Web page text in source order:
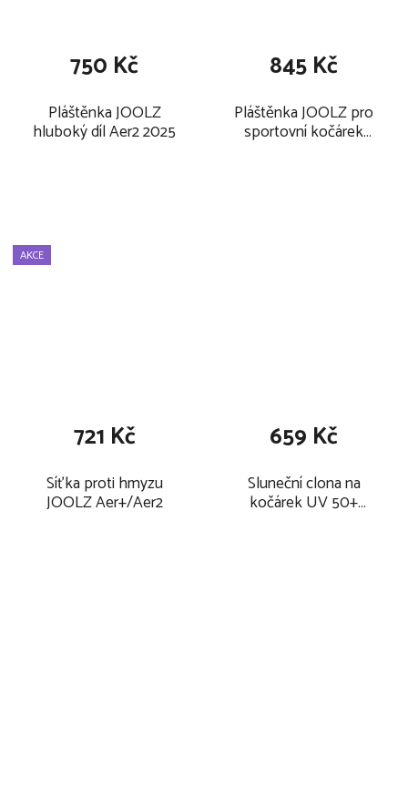
Pláštěnka JOOLZ
hluboký díl Aer2 2025
750 Kč
Pláštěnka JOOLZ pro
sportovní kočárek
845 Kč
AKCE
Síťka proti hmyzu
JOOLZ Aer+/Aer2
721 Kč
Sluneční clona na
kočárek UV 50+
659 Kč